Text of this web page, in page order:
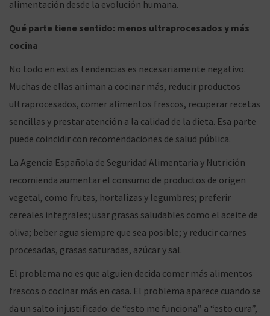
alimentación desde la evolución humana.
Qué parte tiene sentido: menos ultraprocesados y más
cocina
No todo en estas tendencias es necesariamente negativo.
Muchas de ellas animan a cocinar más, reducir productos
ultraprocesados, comer alimentos frescos, recuperar recetas
sencillas y prestar atención a la calidad de la dieta. Esa parte
puede coincidir con recomendaciones de salud pública.
La Agencia Española de Seguridad Alimentaria y Nutrición
recomienda aumentar el consumo de productos de origen
vegetal, como frutas, hortalizas y legumbres; preferir
cereales integrales; usar grasas saludables como el aceite de
oliva; beber agua siempre que sea posible; y reducir carnes
procesadas, grasas saturadas, azúcar y sal.
El problema no es que alguien decida comer más alimentos
frescos o cocinar más en casa. El problema aparece cuando se
da un salto injustificado: de “esto me funciona” a “esto cura”,